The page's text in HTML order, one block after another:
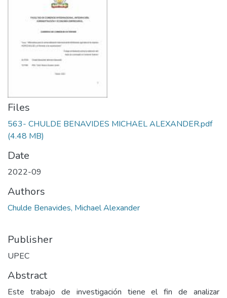
Files
563- CHULDE BENAVIDES MICHAEL ALEXANDER.pdf
(4.48 MB)
Date
2022-09
Authors
Chulde Benavides, Michael Alexander
Publisher
UPEC
Abstract
Este trabajo de investigación tiene el fin de analizar